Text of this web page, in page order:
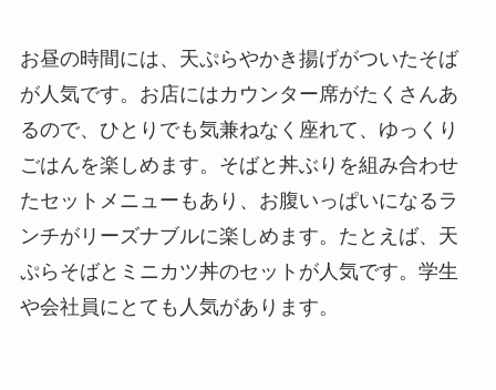
お昼の時間には、天ぷらやかき揚げがついたそば
が人気です。お店にはカウンター席がたくさんあ
るので、ひとりでも気兼ねなく座れて、ゆっくり
ごはんを楽しめます。そばと丼ぶりを組み合わせ
たセットメニューもあり、お腹いっぱいになるラ
ンチがリーズナブルに楽しめます。たとえば、天
ぷらそばとミニカツ丼のセットが人気です。学生
や会社員にとても人気があります。